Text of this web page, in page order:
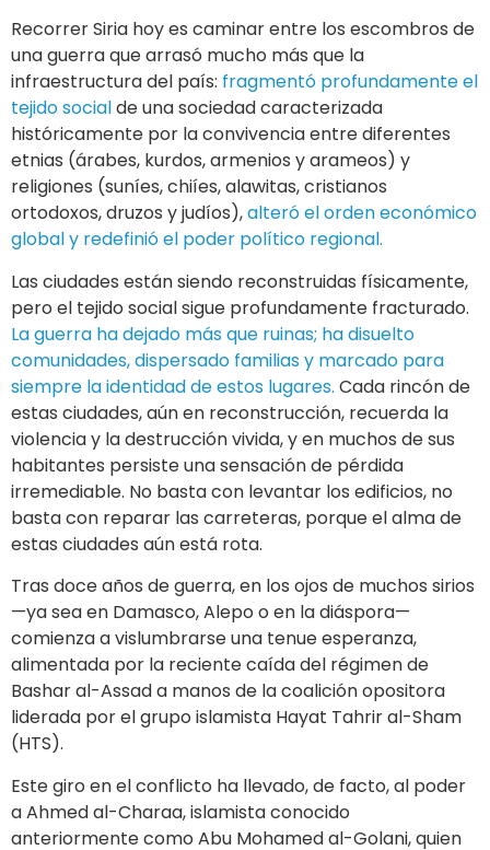
Recorrer Siria hoy es caminar entre los escombros de
una guerra que arrasó mucho más que la
infraestructura del país: fragmentó profundamente el
tejido socialde una sociedad caracterizada
históricamente por la convivencia entre diferentes
etnias (árabes, kurdos, armenios y arameos) y
religiones (suníes, chiíes, alawitas, cristianos
ortodoxos, druzos y judíos),alteró el orden económico
global y redefinió el poder político regional.
Las ciudades están siendo reconstruidas físicamente,
pero el tejido social sigue profundamente fracturado.
La guerra ha dejado más que ruinas; ha disuelto
comunidades, dispersado familias y marcado para
siempre la identidad de estos lugares. Cada rincón de
estas ciudades, aún en reconstrucción, recuerda la
violencia y la destrucción vivida, y en muchos de sus
habitantes persiste una sensación de pérdida
irremediable. No basta con levantar los edificios, no
basta con reparar las carreteras, porque el alma de
estas ciudades aún está rota.
Tras doce años de guerra, en los ojos de muchos sirios
—ya sea en Damasco, Alepo o en la diáspora—
comienza a vislumbrarse una tenue esperanza,
alimentada por la reciente caída del régimen de
Bashar al-Assad a manos de la coalición opositora
liderada por el grupo islamista Hayat Tahrir al-Sham
(HTS).
Este giro en el conflicto ha llevado, de facto, al poder
a Ahmed al-Charaa, islamista conocido
anteriormente como Abu Mohamed al-Golani, quien